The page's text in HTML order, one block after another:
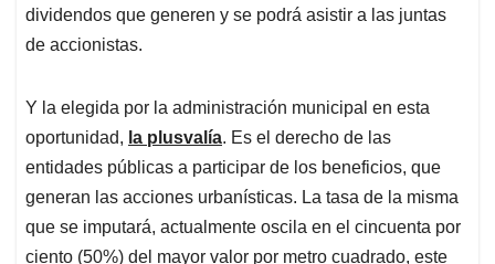
dividendos que generen y se podrá asistir a las juntas
de accionistas.
Y la elegida por la administración municipal en esta
oportunidad, la plusvalía. Es el derecho de las
entidades públicas a participar de los beneficios, que
generan las acciones urbanísticas. La tasa de la misma
que se imputará, actualmente oscila en el cincuenta por
ciento (50%) del mayor valor por metro cuadrado, este